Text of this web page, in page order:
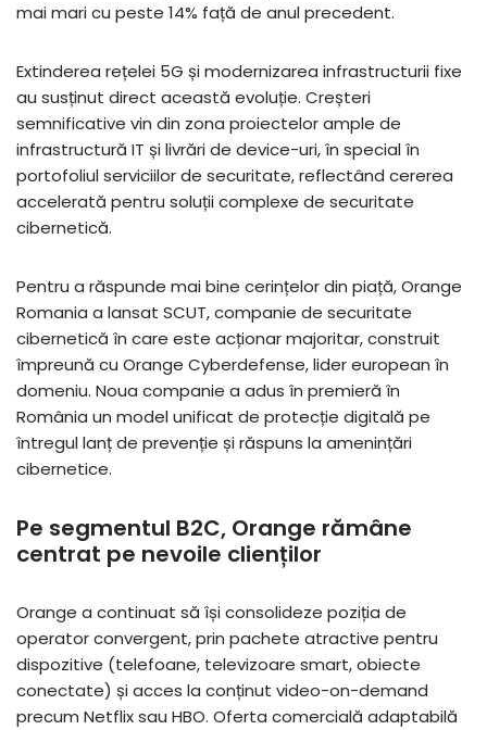
mai mari cu peste 14% față de anul precedent.
Extinderea rețelei 5G și modernizarea infrastructurii fixe
au susținut direct această evoluție. Creșteri
semnificative vin din zona proiectelor ample de
infrastructură IT și livrări de device-uri, în special în
portofoliul serviciilor de securitate, reflectând cererea
accelerată pentru soluții complexe de securitate
cibernetică.
Pentru a răspunde mai bine cerințelor din piață, Orange
Romania a lansat SCUT, companie de securitate
cibernetică în care este acționar majoritar, construit
împreună cu Orange Cyberdefense, lider european în
domeniu. Noua companie a adus în premieră în
România un model unificat de protecție digitală pe
întregul lanț de prevenție și răspuns la amenințări
cibernetice.
Pe segmentul B2C, Orange rămâne
centrat pe nevoile clienților
Orange a continuat să își consolideze poziția de
operator convergent, prin pachete atractive pentru
dispozitive (telefoane, televizoare smart, obiecte
conectate) și acces la conținut video-on-demand
precum Netflix sau HBO. Oferta comercială adaptabilă